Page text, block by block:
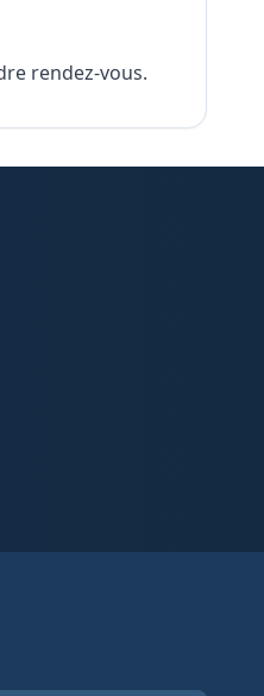
rendez-vous.